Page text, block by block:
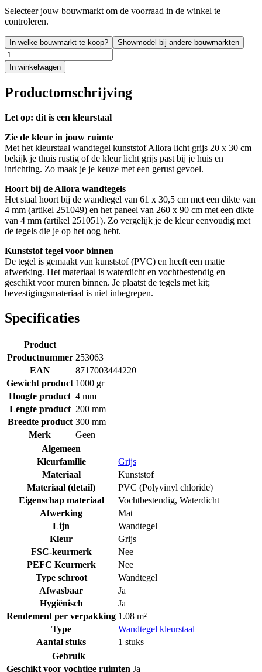
Selecteer jouw bouwmarkt om de voorraad in de winkel te
controleren.
In welke bouwmarkt te koop? Showmodel bij andere bouwmarkten
In winkelwagen
Productomschrijving
Let op: dit is een kleurstaal
Zie de kleur in jouw ruimte
Met het kleurstaal wandtegel kunststof Allora licht grijs 20 x 30 cm
bekijk je thuis rustig of de kleur licht grijs past bij je huis en
inrichting. Zo maak je je keuze met een gerust gevoel.
Hoort bij de Allora wandtegels
Het staal hoort bij de wandtegel van 61 x 30,5 cm met een dikte van
4 mm (artikel 251049) en het paneel van 260 x 90 cm met een dikte
van 4 mm (artikel 251051). Zo vergelijk je de kleur eenvoudig met
de tegels die je op het oog hebt.
Kunststof tegel voor binnen
De tegel is gemaakt van kunststof (PVC) en heeft een matte
afwerking. Het materiaal is waterdicht en vochtbestendig en
geschikt voor muren binnen. Je plaatst de tegels met kit;
bevestigingsmateriaal is niet inbegrepen.
Specificaties
Product
Productnummer 253063
EAN
8717003444220
Gewicht product 1000 gr
Hoogte product 4 mm
Lengte product 200 mm
Breedte product 300 mm
Merk
Geen
Algemeen
Kleurfamilie
Grijs
Materiaal
Kunststof
Materiaal (detail)
PVC (Polyvinyl chloride)
Eigenschap materiaal
Vochtbestendig, Waterdicht
Afwerking
Mat
Lijn
Wandtegel
Kleur
Grijs
FSC-keurmerk
Nee
PEFC Keurmerk
Nee
Type schroot
Wandtegel
Afwasbaar
Ja
Hygiënisch
Ja
Rendement per verpakking 1.08 m²
Type
Wandtegel kleurstaal
Aantal stuks
1 stuks
Gebruik
Geschikt voor vochtige ruimten Ja